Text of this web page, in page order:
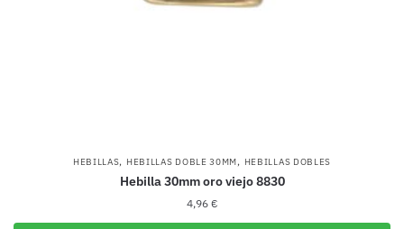
HEBILLAS, HEBILLAS DOBLE 30MM, HEBILLAS DOBLES
Hebilla 30mm oro viejo 8830
4,96 €